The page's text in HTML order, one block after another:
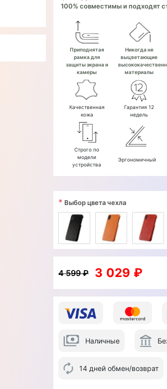
100% совместимы и подходят
Приподнятая
рамка для
защиты экрана и
камеры
Никогда не
выцветающие
материалы
Качественная
кожа
Гарантия 12
недель
Строго по
модели
устройства
Эргономичный
Наличные
14 дней обмен/возврат
* Выбор цвета чехла
3 029 ₽
4 599 ₽